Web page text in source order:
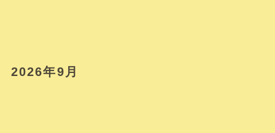
2026年9月